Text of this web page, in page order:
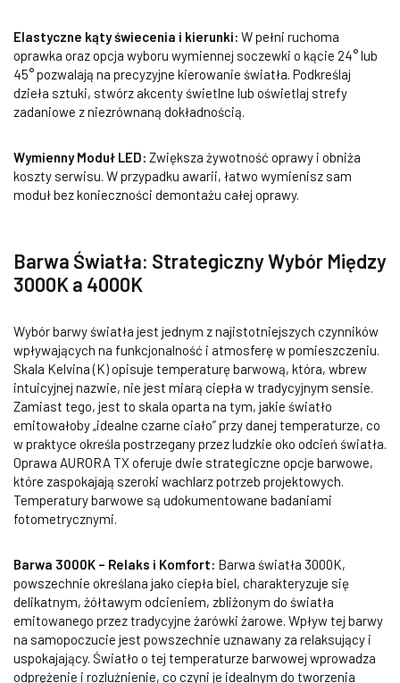
Elastyczne kąty świecenia i kierunki: W pełni ruchoma
oprawka oraz opcja wyboru wymiennej soczewki o kącie 24° lub
45° pozwalają na precyzyjne kierowanie światła. Podkreślaj
dzieła sztuki, stwórz akcenty świetlne lub oświetlaj strefy
zadaniowe z niezrównaną dokładnością.
Wymienny Moduł LED: Zwiększa żywotność oprawy i obniża
koszty serwisu. W przypadku awarii, łatwo wymienisz sam
moduł bez konieczności demontażu całej oprawy.
Barwa Światła: Strategiczny Wybór Między
3000K a 4000K
Wybór barwy światła jest jednym z najistotniejszych czynników
wpływających na funkcjonalność i atmosferę w pomieszczeniu.
Skala Kelvina (K) opisuje temperaturę barwową, która, wbrew
intuicyjnej nazwie, nie jest miarą ciepła w tradycyjnym sensie.
Zamiast tego, jest to skala oparta na tym, jakie światło
emitowałoby „idealne czarne ciało” przy danej temperaturze, co
w praktyce określa postrzegany przez ludzkie oko odcień światła.
Oprawa AURORA TX oferuje dwie strategiczne opcje barwowe,
które zaspokajają szeroki wachlarz potrzeb projektowych.
Temperatury barwowe są udokumentowane badaniami
fotometrycznymi.
Barwa 3000K – Relaks i Komfort: Barwa światła 3000K,
powszechnie określana jako ciepła biel, charakteryzuje się
delikatnym, żółtawym odcieniem, zbliżonym do światła
emitowanego przez tradycyjne żarówki żarowe. Wpływ tej barwy
na samopoczucie jest powszechnie uznawany za relaksujący i
uspokajający. Światło o tej temperaturze barwowej wprowadza
odprężenie i rozluźnienie, co czyni je idealnym do tworzenia